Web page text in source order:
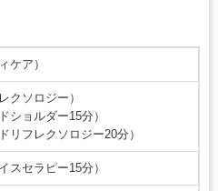
ケア）
クソロジー）
ショルダー15分）
リフレクソロジー20分）
スセラピー15分）